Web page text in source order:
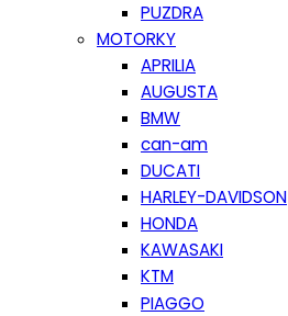
PUZDRA
MOTORKY
APRILIA
AUGUSTA
BMW
can-am
DUCATI
HARLEY-DAVIDSON
HONDA
KAWASAKI
KTM
PIAGGO